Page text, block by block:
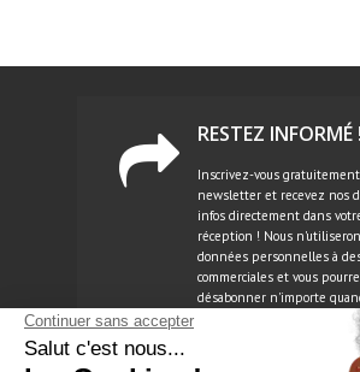
RESTEZ INFORMÉ !
Inscrivez-vous
newsletter et recevez nos
infos directement dans
réception ! Nous
données personnelles à
commerciales et vous
désabonner n'importe